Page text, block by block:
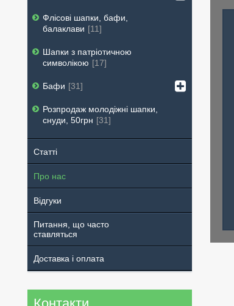
Флісові шапки, бафи,
балаклави
11
Шапки з патріотичною
символікою
17
Бафи 31
Розпродаж молодіжні шапки,
снуди, 50грн
31
Статті
Про нас
Відгуки
Питання, що часто
ставляться
Доставка і оплата